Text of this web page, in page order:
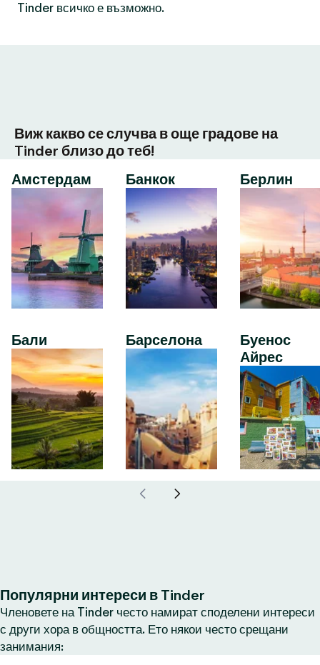
Tinder всичко е възможно.
Виж какво се случва в още градове на
Tinder близо до теб!
Амстердам
Бали
Банкок
Барселона
Берлин
Буенос
Айрес
Популярни интереси в Tinder
Членовете на Tinder често намират споделени интереси
с други хора в общността. Ето някои често срещани
занимания: